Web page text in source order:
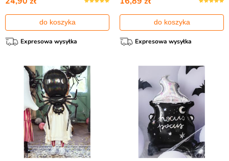
do koszyka
Expresowa wysyłka
do koszyka
Expresowa wysyłka